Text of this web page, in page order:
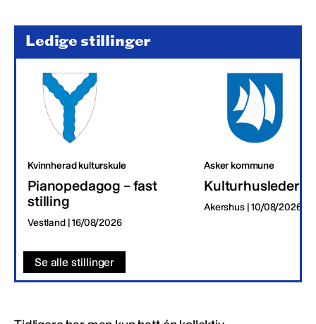
Ledige stillinger
Kvinnherad kulturskule
Pianopedagog – fast
stilling
Vestland | 16/08/2026
Asker kommune
Kulturhusleder
Akershus | 10/08/2026
Se alle stillinger